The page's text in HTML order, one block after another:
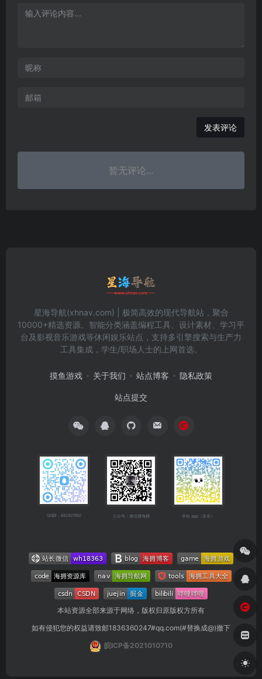
发表评论
暂无评论...
星海导航(xhnav.com) | 极简高效的现代导航站，聚合
10000+精选资源。智能分类涵盖编程工具、设计素材、学习平
台及影视音乐游戏等休闲娱乐站点，支持多引擎搜索与生产力
工具集成，学生/职场人士的上网首选。
摸鱼游戏 关于我们 站点博客 隐私政策
站点提交
QQ群：682921902 公众号：微信搜海拥 本站 app（安卓）
本站资源全部来源于网络，版权归原版权方所有
如有侵犯您的权益请致邮1836360247#qq.com(#替换成@)撤下
皖ICP备2021010710